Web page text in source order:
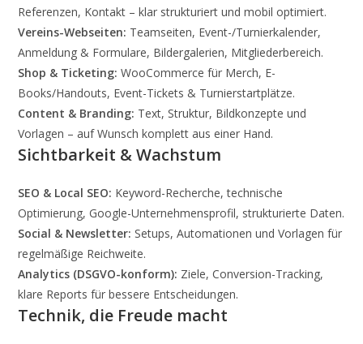
Referenzen, Kontakt – klar strukturiert und mobil optimiert.
Vereins-Webseiten: Teamseiten, Event-/Turnierkalender,
Anmeldung & Formulare, Bildergalerien, Mitgliederbereich.
Shop & Ticketing: WooCommerce für Merch, E-
Books/Handouts, Event-Tickets & Turnierstartplätze.
Content & Branding: Text, Struktur, Bildkonzepte und
Vorlagen – auf Wunsch komplett aus einer Hand.
Sichtbarkeit & Wachstum
SEO & Local SEO: Keyword-Recherche, technische
Optimierung, Google-Unternehmensprofil, strukturierte Daten.
Social & Newsletter: Setups, Automationen und Vorlagen für
regelmäßige Reichweite.
Analytics (DSGVO-konform): Ziele, Conversion-Tracking,
klare Reports für bessere Entscheidungen.
Technik, die Freude macht